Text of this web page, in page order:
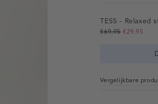
TESS - Relaxed
€69.95 €29.95
Vergelijkbare